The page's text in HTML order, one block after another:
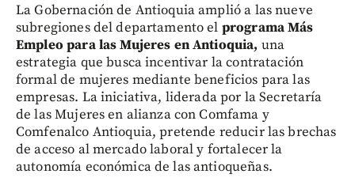
La Gobernación de Antioquia amplió a las nueve
subregiones del departamento el programa Más
Empleo para las Mujeres en Antioquia, una
estrategia que busca incentivar la contratación
formal de mujeres mediante beneficios para las
empresas. La iniciativa, liderada por la Secretaría
de las Mujeres en alianza con Comfama y
Comfenalco Antioquia, pretende reducir las brechas
de acceso al mercado laboral y fortalecer la
autonomía económica de las antioqueñas.